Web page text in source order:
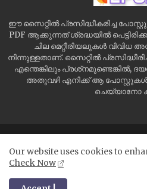
ഈ സൈറ്റിൽ പ്രസിദ്ധീകരിച്ച
PDF ആക്കുന്നത് ശ്രദ്ധയിൽ
ചില മെറ്റീരിയലുകൾ വിവിധ
നിന്നുള്ളതാണ്. സൈറ്റിൽ
എന്തെങ്കിലും പ്രശ്‌നമുണ്ടെങ്കിൽ,
അതുവഴി എനിക്ക് ആ പോസ്റ്റുകൾ
ചെയ്യാനോ
Our website uses cookies to
Check Now